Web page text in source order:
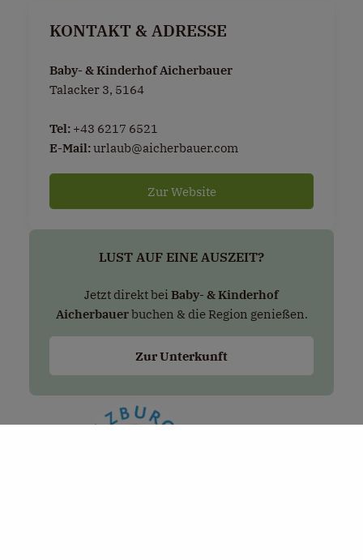
KONTAKT & ADRESSE
Baby- & Kinderhof Aicherbauer
Talacker 3, 5164
Tel: +43 6217 6521
E-Mail:urlaub@aicherbauer.com
Zur Website
LUST AUF EINE AUSZEIT?
Jetzt direkt bei Baby- & Kinderhof
Aicherbauerbuchen & die Region genießen.
Zur Unterkunft